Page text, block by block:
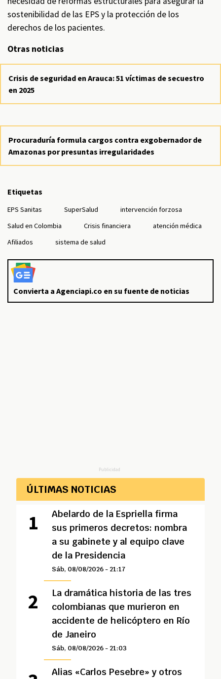
sostenibilidad de las EPS y la protección de los
derechos de los pacientes.
Otras noticias
Crisis de seguridad en Arauca: 51 víctimas de secuestro
en 2025
Procuraduría formula cargos contra exgobernador de
Amazonas por presuntas irregularidades
Etiquetas
EPS Sanitas SuperSalud
intervención forzosa
Salud en Colombia
Crisis financiera
atención médica
Afiliados
sistema de salud
Convierta a Agenciapi.co en su fuente de noticias
Publicidad
ÚLTIMAS NOTICIAS
Abelardo de la Espriella firma
sus primeros decretos: nombra
a su gabinete y al equipo clave
de la Presidencia
Sáb, 08/08/2026 - 21:17
La dramática historia de las tres
colombianas que murieron en
accidente de helicóptero en Río
de Janeiro
Sáb, 08/08/2026 - 21:03
Alias «Carlos Pesebre» y otros